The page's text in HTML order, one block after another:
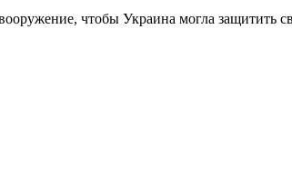
чтобы Украина могла защитить